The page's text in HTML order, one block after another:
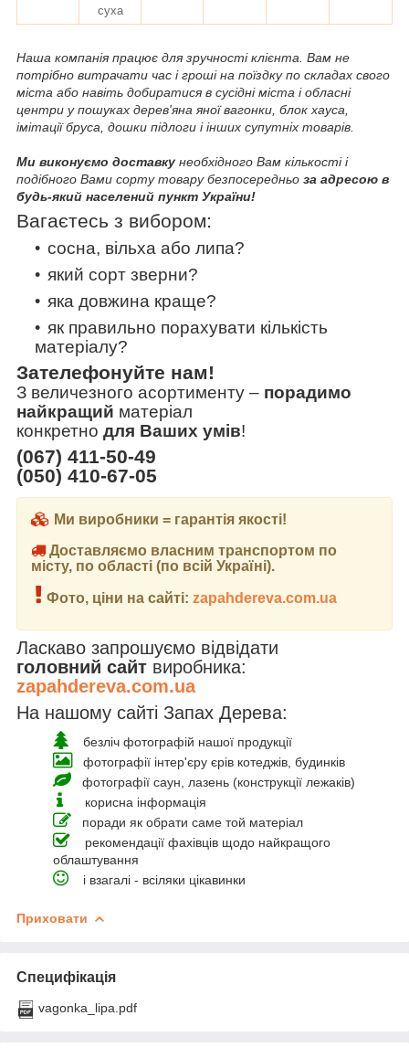
суха
Наша компанія працює для зручності клієнта. Вам не
потрібно витрачати час і гроші на поїздку по складах свого
міста або навіть добиратися в сусідні міста і обласні
центри у пошуках дерев'яна яної вагонки, блок хауса,
імітації бруса, дошки підлоги і інших супутніх товарів.
Ми виконуємо доставку необхідного Вам кількості і
подібного Вами сорту товару безпосередньо за адресою в
будь-який населений пункт України!
Вагаєтесь з вибором:
сосна, вільха або липа?
який сорт зверни?
яка довжина краще?
як правильно порахувати кількість
матеріалу?
Зателефонуйте нам!
З величезного асортименту – порадимо
найкращий матеріал
конкретно для Ваших умів!
(067) 411-50-49
(050) 410-67-05
Ми виробники = гарантія якості!
Доставляємо власним транспортом по
місту, по області (по всій Україні).
Фото, ціни на сайті: zapahdereva.com.ua
Ласкаво запрошуємо відвідати
головний сайт виробника:
zapahdereva.com.ua
На нашому сайті Запах Дерева:
безліч фотографій нашої продукції
фотографії інтер'єру єрів котеджів, будинків
фотографії саун, лазень (конструкції лежаків)
корисна інформація
поради як обрати саме той матеріал
рекомендації фахівців щодо найкращого
облаштування
і взагалі - всіляки цікавинки
Приховати
Специфікація
vagonka_lipa.pdf